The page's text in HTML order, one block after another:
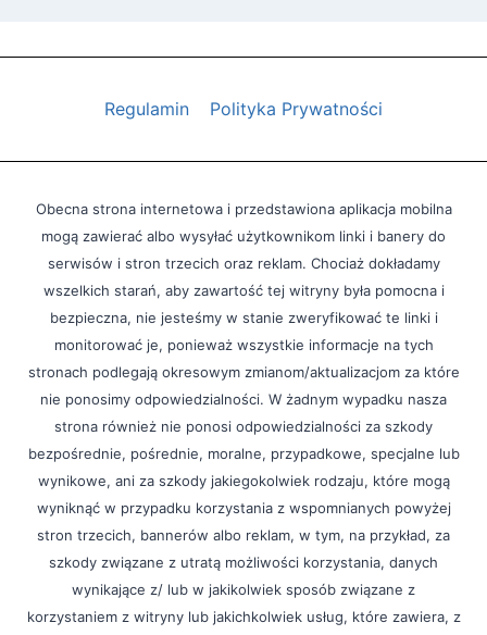
Regulamin Polityka Prywatności
Obecna strona internetowa i przedstawiona aplikacja mobilna
mogą zawierać albo wysyłać użytkownikom linki i banery do
serwisów i stron trzecich oraz reklam. Chociaż dokładamy
wszelkich starań, aby zawartość tej witryny była pomocna i
bezpieczna, nie jesteśmy w stanie zweryfikować te linki i
monitorować je, ponieważ wszystkie informacje na tych
stronach podlegają okresowym zmianom/aktualizacjom za które
nie ponosimy odpowiedzialności. W żadnym wypadku nasza
strona również nie ponosi odpowiedzialności za szkody
bezpośrednie, pośrednie, moralne, przypadkowe, specjalne lub
wynikowe, ani za szkody jakiegokolwiek rodzaju, które mogą
wyniknąć w przypadku korzystania z wspomnianych powyżej
stron trzecich, bannerów albo reklam, w tym, na przykład, za
szkody związane z utratą możliwości korzystania, danych
wynikające z/ lub w jakikolwiek sposób związane z
korzystaniem z witryny lub jakichkolwiek usług, które zawiera, z